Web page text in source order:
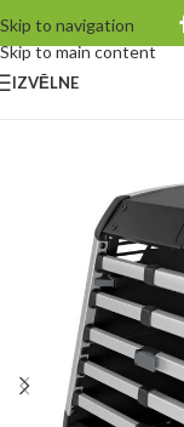
Skip to navigation
Skip to main content
IZVĒLNE